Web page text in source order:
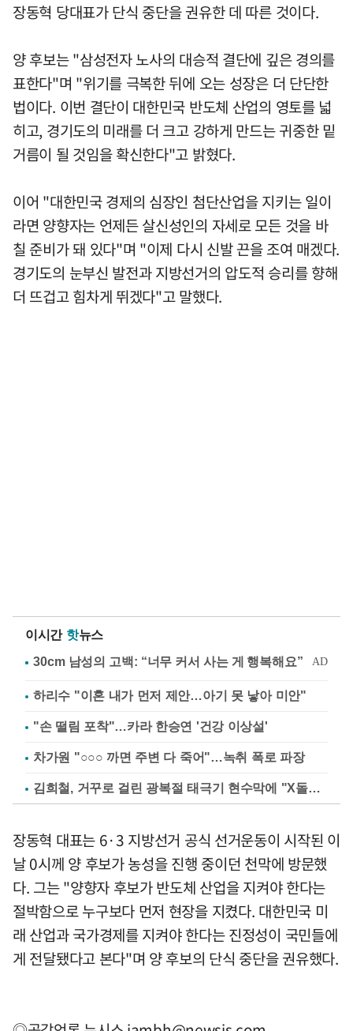
장동혁 당대표가 단식 중단을 권유한 데 따른 것이다.
양 후보는 "삼성전자 노사의 대승적 결단에 깊은 경의를
표한다"며 "위기를 극복한 뒤에 오는 성장은 더 단단한
법이다. 이번 결단이 대한민국 반도체 산업의 영토를 넓
히고, 경기도의 미래를 더 크고 강하게 만드는 귀중한 밑
거름이 될 것임을 확신한다"고 밝혔다.
이어 "대한민국 경제의 심장인 첨단산업을 지키는 일이
라면 양향자는 언제든 살신성인의 자세로 모든 것을 바
칠 준비가 돼 있다"며 "이제 다시 신발 끈을 조여 매겠다.
경기도의 눈부신 발전과 지방선거의 압도적 승리를 향해
더 뜨겁고 힘차게 뛰겠다"고 말했다.
이시간 핫뉴스
하리수 "이혼 내가 먼저 제안…아기 못 낳아 미안"
"손 떨림 포착"…카라 한승연 '건강 이상설'
차가원 "○○○ 까면 주변 다 죽어"…녹취 폭로 파장
김희철, 거꾸로 걸린 광복절 태극기 현수막에 "X돌았네"
장동혁 대표는 6·3 지방선거 공식 선거운동이 시작된 이
날 0시께 양 후보가 농성을 진행 중이던 천막에 방문했
다. 그는 "양향자 후보가 반도체 산업을 지켜야 한다는
절박함으로 누구보다 먼저 현장을 지켰다. 대한민국 미
래 산업과 국가경제를 지켜야 한다는 진정성이 국민들에
게 전달됐다고 본다"며 양 후보의 단식 중단을 권유했다.